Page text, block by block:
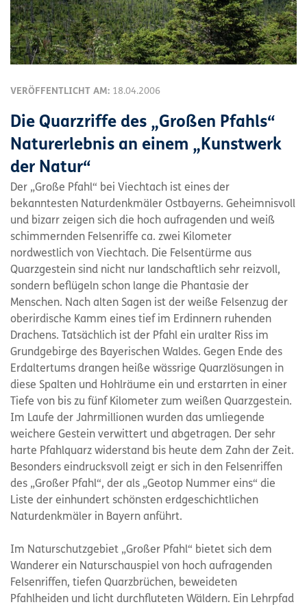
VERÖFFENTLICHT AM: 18.04.2006
Die Quarzriffe des „Großen Pfahls“
Naturerlebnis an einem „Kunstwerk
der Natur“
Der „Große Pfahl“ bei Viechtach ist eines der
bekanntesten Naturdenkmäler Ostbayerns. Geheimnisvoll
und bizarr zeigen sich die hoch aufragenden und weiß
schimmernden Felsenriffe ca. zwei Kilometer
nordwestlich von Viechtach. Die Felsentürme aus
Quarzgestein sind nicht nur landschaftlich sehr reizvoll,
sondern beflügeln schon lange die Phantasie der
Menschen. Nach alten Sagen ist der weiße Felsenzug der
oberirdische Kamm eines tief im Erdinnern ruhenden
Drachens. Tatsächlich ist der Pfahl ein uralter Riss im
Grundgebirge des Bayerischen Waldes. Gegen Ende des
Erdaltertums drangen heiße wässrige Quarzlösungen in
diese Spalten und Hohlräume ein und erstarrten in einer
Tiefe von bis zu fünf Kilometer zum weißen Quarzgestein.
Im Laufe der Jahrmillionen wurden das umliegende
weichere Gestein verwittert und abgetragen. Der sehr
harte Pfahlquarz widerstand bis heute dem Zahn der Zeit.
Besonders eindrucksvoll zeigt er sich in den Felsenriffen
des „Großer Pfahl“, der als „Geotop Nummer eins“ die
Liste der einhundert schönsten erdgeschichtlichen
Naturdenkmäler in Bayern anführt.
Im Naturschutzgebiet „Großer Pfahl“ bietet sich dem
Wanderer ein Naturschauspiel von hoch aufragenden
Felsenriffen, tiefen Quarzbrüchen, beweideten
Pfahlheiden und licht durchfluteten Wäldern. Ein Lehrpfad